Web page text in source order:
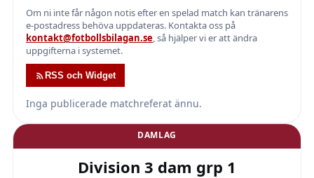
Om ni inte får någon notis efter en spelad match kan tränarens
e-postadress behöva uppdateras. Kontakta oss på
kontakt@fotbollsbilagan.se, så hjälper vi er att ändra
uppgifterna i systemet.
RSS och Widget
Inga publicerade matchreferat ännu.
DAMLAG
Division 3 dam grp 1